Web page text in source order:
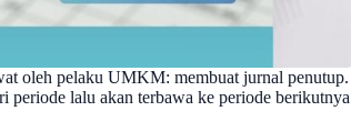
oleh pelaku UMKM: membuat jurnal penutup.
periode lalu akan terbawa ke periode berikutnya